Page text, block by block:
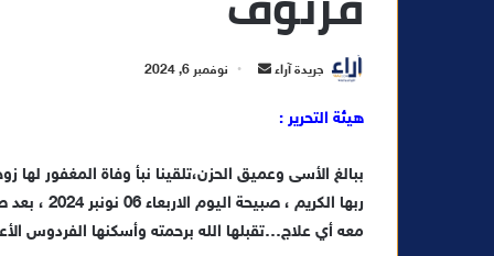
جريدة آراء
ب
ر
ي
نوفمبر 6, 2024
هيئة التحرير :
ببالغ الأسى وعميق الحزن،تلقينا نبأ وفاة المغفور
ربها
معه أي علاج…تقبلها الله برحمته وأسكنها الفردوس